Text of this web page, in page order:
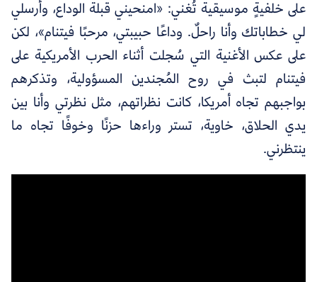
على خلفيةٍ موسيقية تُغني: «امنحيني قبلة الوداع، وأرسلي
لي خطاباتك وأنا راحلٌ. وداعًا حبيبتي، مرحبًا فيتنام»، لكن
على عكس الأغنية التي سُجلت أثناء الحرب الأمريكية على
فيتنام لتبث في روح المُجندين المسؤولية، وتذكرهم
بواجبهم تجاه أمريكا، كانت نظراتهم، مثل نظرتي وأنا بين
يدي الحلاق، خاوية، تستر وراءها حزنًا وخوفًا تجاه ما
ينتظرني.